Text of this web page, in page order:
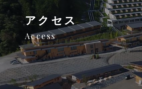
アクセス
Access